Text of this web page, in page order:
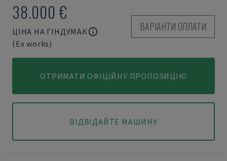
38.000 €
ЦІНА НА ГІНДУМАК
(Ex works)
ВАРІАНТИ ОПЛАТИ
ОТРИМАТИ ОФІЦІЙНУ ПРОПОЗИЦІЮ
ВІДВІДАЙТЕ МАШИНУ